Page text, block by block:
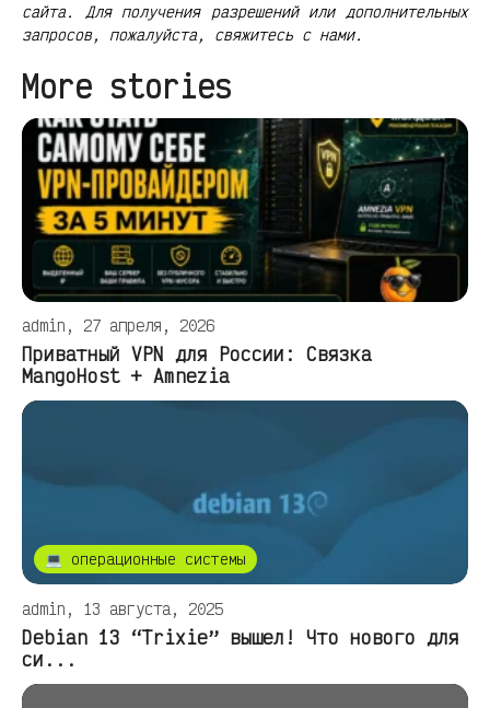
сайта. Для получения разрешений или дополнительных
запросов, пожалуйста, свяжитесь с нами.
More stories
admin, 27 апреля, 2026
Приватный VPN для России: Связка
MangoHost + Amnezia
💻 операционные системы
admin, 13 августа, 2025
Debian 13 “Trixie” вышел! Что нового для
си...